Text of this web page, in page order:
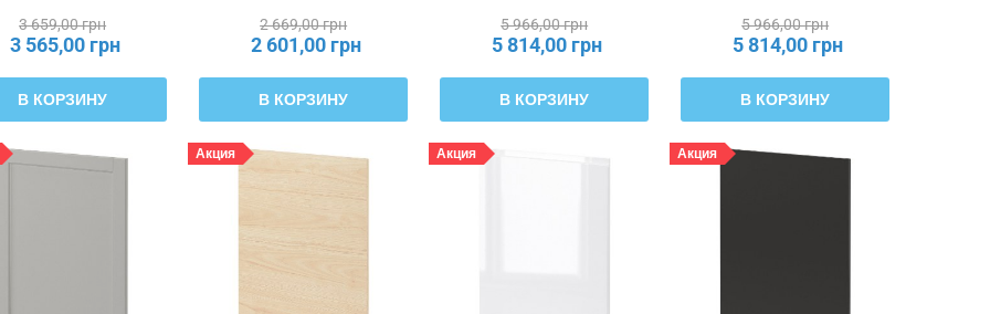
495.387.68
3 659,00 грн
3 565,00 грн
В КОРЗИНУ
2 669,00 грн
2 601,00 грн
В КОРЗИНУ
METOD МЕТОД,
395.301.12
5 966,00 грн
5 814,00 грн
В КОРЗИНУ
995.301.28
5 966,00 грн
5 814,00 грн
В КОРЗИНУ
Акция Акция Акция